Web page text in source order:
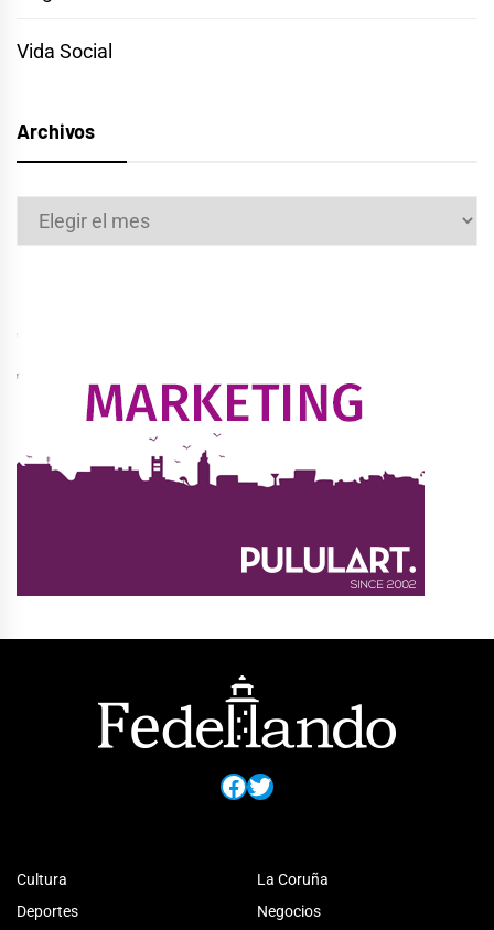
Vida Social
Archivos
Archivos
Facebook
Twitter
Cultura
Deportes
La Coruña
Negocios